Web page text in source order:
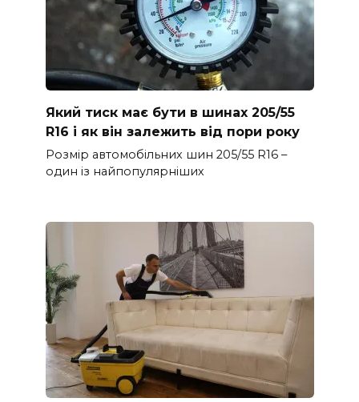
Який тиск має бути в шинах 205/55
R16 і як він залежить від пори року
Розмір автомобільних шин 205/55 R16 –
один із найпопулярніших